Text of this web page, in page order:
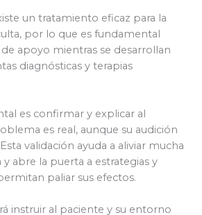
un tratamiento eficaz para la
por lo que es fundamental
apoyo mientras se desarrollan
diagnósticas y terapias
es confirmar y explicar al
es real, aunque su audición
validación ayuda a aliviar mucha
abre la puerta a estrategias y
paliar sus efectos.
instruir al paciente y su entorno